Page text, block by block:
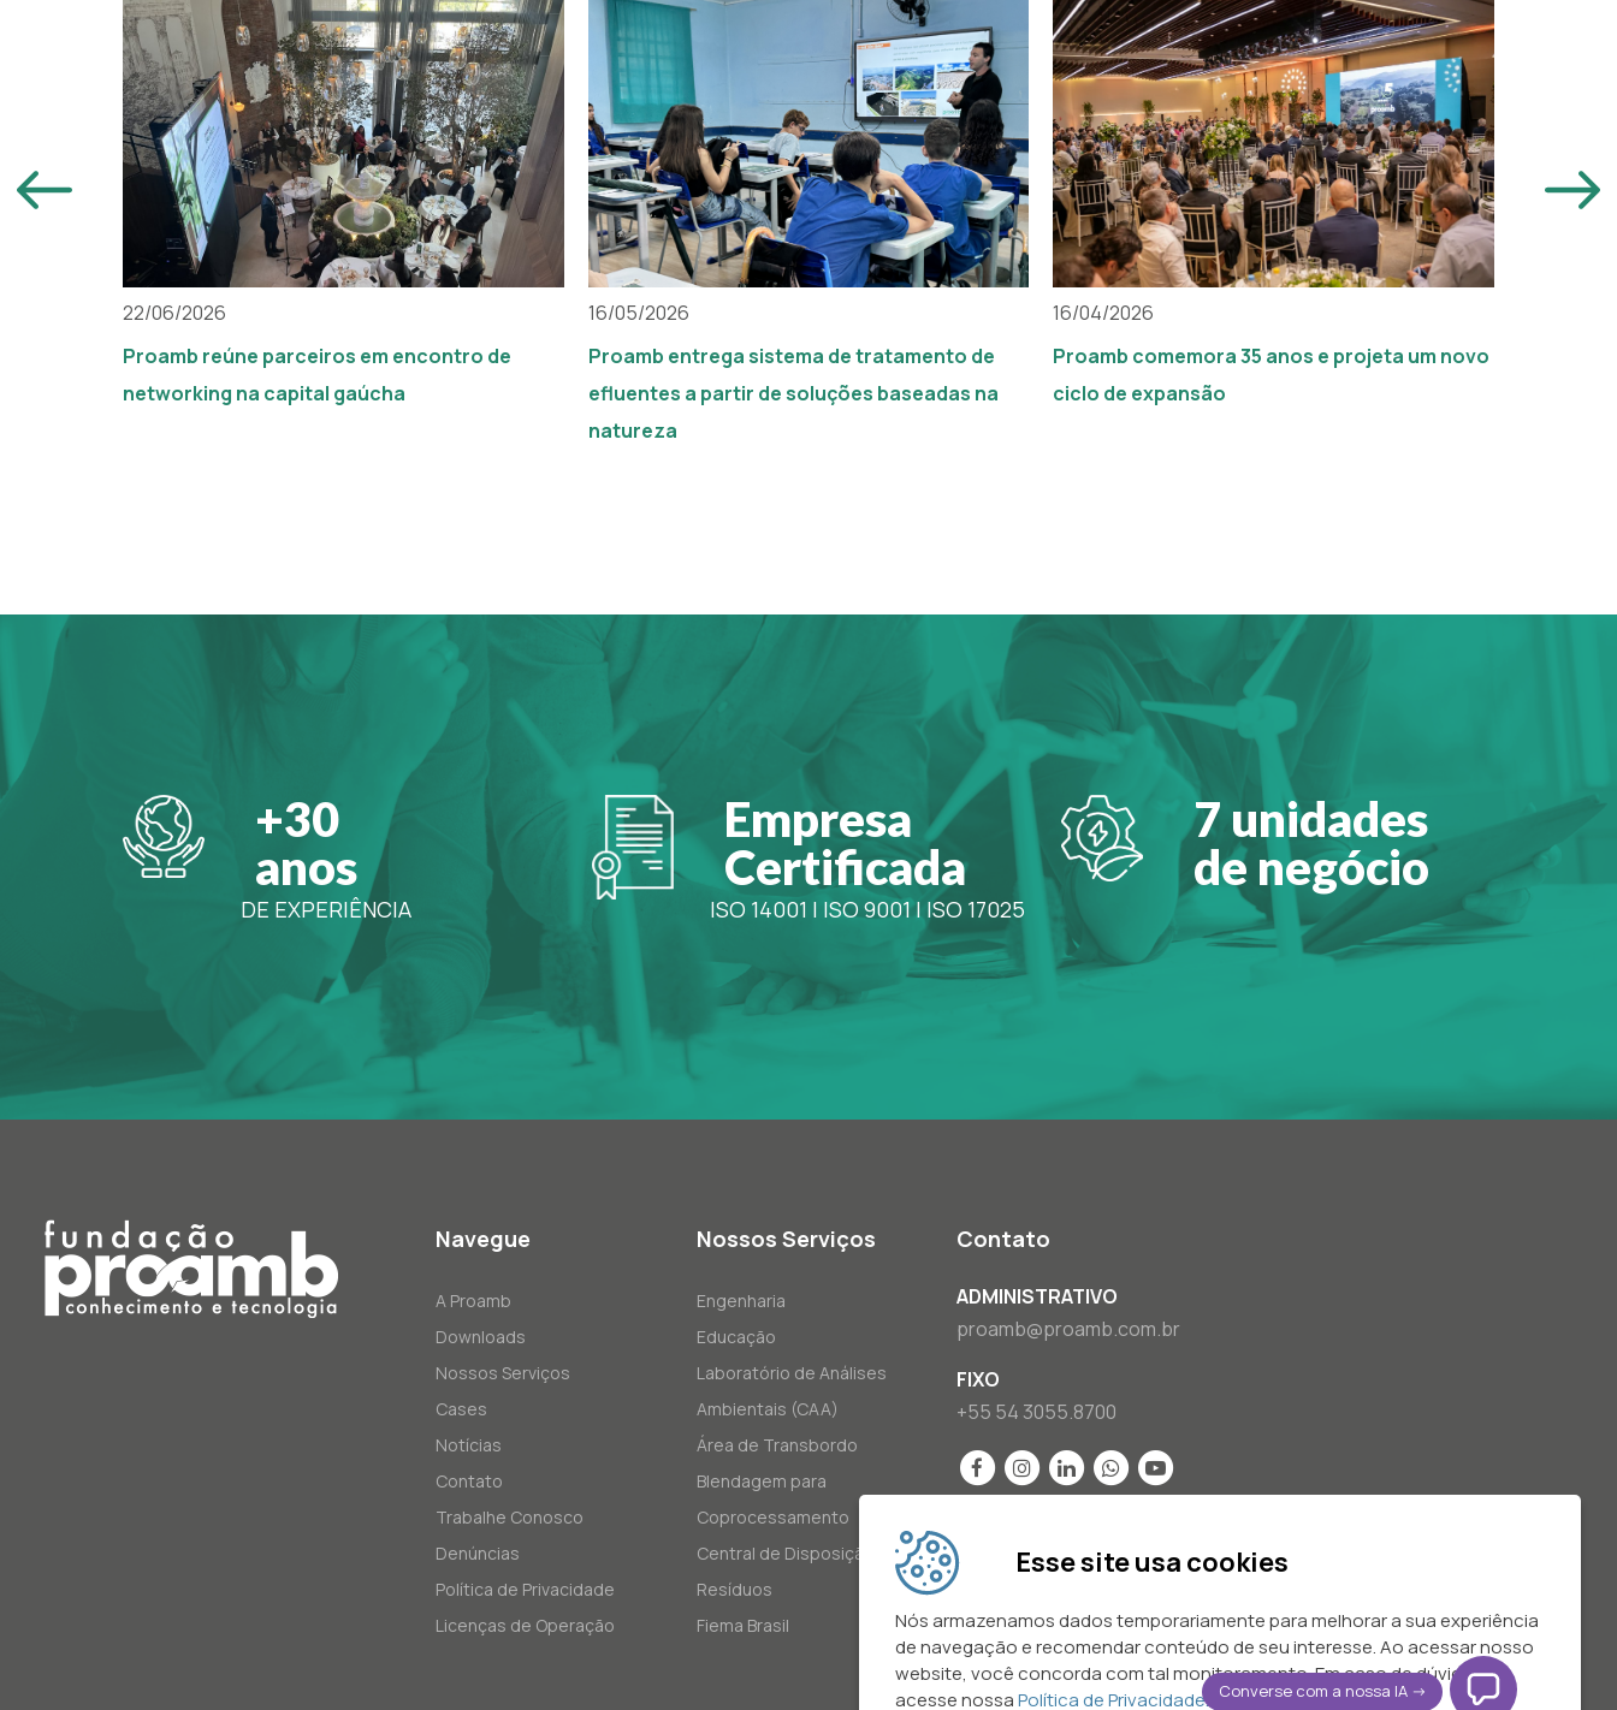
22/06/2026
Proamb reúne parceiros em encontro de
networking na capital gaúcha
16/05/2026
Proamb entrega sistema de tratamento de
efluentes a partir de soluções baseadas na
natureza
16/04/2026
Proamb comemora 35 anos e projeta um novo
ciclo de expansão
+30
anos
DE EXPERIÊNCIA
Empresa
Certificada
ISO 14001 | ISO 9001| ISO 17025
7 unidades
de negócio
Navegue
A Proamb
Downloads
Nossos Serviços
Cases
Notícias
Contato
Trabalhe Conosco
Denúncias
Política de Privacidade
Licenças de Operação
Nossos Serviços
Engenharia
Educação
Laboratório de Análises
Ambientais (CAA)
Área de Transbordo
Blendagem para
Coprocessamento
Central de Disposição de
Resíduos
Fiema Brasil
Contato
ADMINISTRATIVO
proamb@proamb.com.br
FIXO
+55 54 3055.8700
Converse com a nossa IA ->
Esse site usa cookies
Nós armazenamos dados temporariamente para melhorar a sua experiência
de navegação e recomendar conteúdo de seu interesse. Ao acessar nosso
website, você concorda com tal monitoramento. Em caso de dúvidas,
acesse nossaPolítica de Privacidade.